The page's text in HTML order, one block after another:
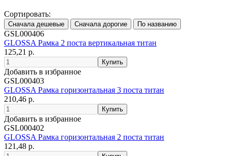
Сортировать:
GSL000406
GLOSSA Рамка 2 поста вертикальная титан
125,21 р.
Добавить в избранное
GSL000403
GLOSSA Рамка горизонтальная 3 поста титан
210,46 р.
Добавить в избранное
GSL000402
GLOSSA Рамка горизонтальная 2 поста титан
121,48 р.